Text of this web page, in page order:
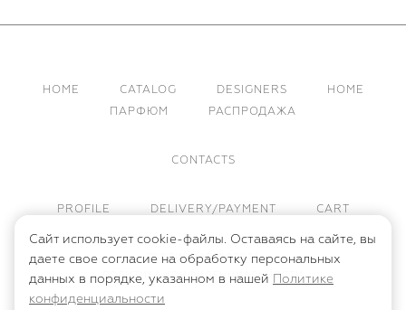
HOME CATALOG DESIGNERS
HOME
ПАРФЮМ
РАСПРОДАЖА
CONTACTS
PROFILE DELIVERY/PAYMENT CART
ПУБЛИЧНАЯ ОФЕРТА
ПОЛИТИКА КОНФИДЕНЦИАЛЬНОСТИ
Сайт использует cookie-файлы. Оставаясь на сайте, вы
даете свое согласие на обработку персональных
данных в порядке, указанном в нашей Политике
конфиденциальности